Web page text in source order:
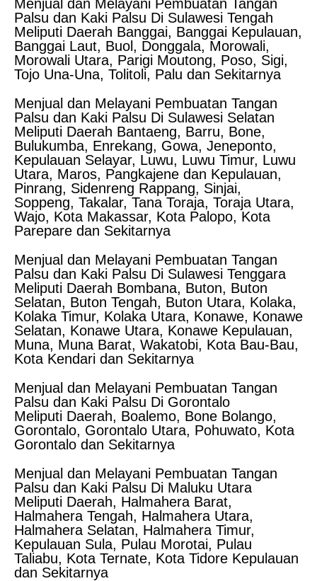
Menjual dan Melayani Pembuatan Tangan
Palsu dan Kaki Palsu Di Sulawesi Tengah
Meliputi Daerah Banggai, Banggai Kepulauan,
Banggai Laut, Buol, Donggala, Morowali,
Morowali Utara, Parigi Moutong, Poso, Sigi,
Tojo Una-Una, Tolitoli, Palu dan Sekitarnya
Menjual dan Melayani Pembuatan Tangan
Palsu dan Kaki Palsu Di Sulawesi Selatan
Meliputi Daerah Bantaeng, Barru, Bone,
Bulukumba, Enrekang, Gowa, Jeneponto,
Kepulauan Selayar, Luwu, Luwu Timur, Luwu
Utara, Maros, Pangkajene dan Kepulauan,
Pinrang, Sidenreng Rappang, Sinjai,
Soppeng, Takalar, Tana Toraja, Toraja Utara,
Wajo, Kota Makassar, Kota Palopo, Kota
Parepare dan Sekitarnya
Menjual dan Melayani Pembuatan Tangan
Palsu dan Kaki Palsu Di Sulawesi Tenggara
Meliputi Daerah Bombana, Buton, Buton
Selatan, Buton Tengah, Buton Utara, Kolaka,
Kolaka Timur, Kolaka Utara, Konawe, Konawe
Selatan, Konawe Utara, Konawe Kepulauan,
Muna, Muna Barat, Wakatobi, Kota Bau-Bau,
Kota Kendari dan Sekitarnya
Menjual dan Melayani Pembuatan Tangan
Palsu dan Kaki Palsu Di Gorontalo
Meliputi Daerah, Boalemo, Bone Bolango,
Gorontalo, Gorontalo Utara, Pohuwato, Kota
Gorontalo dan Sekitarnya
Menjual dan Melayani Pembuatan Tangan
Palsu dan Kaki Palsu Di Maluku Utara
Meliputi Daerah, Halmahera Barat,
Halmahera Tengah, Halmahera Utara,
Halmahera Selatan, Halmahera Timur,
Kepulauan Sula, Pulau Morotai, Pulau
Taliabu, Kota Ternate, Kota Tidore Kepulauan
dan Sekitarnya